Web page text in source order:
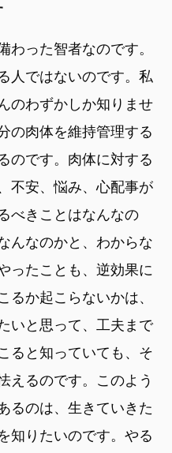
わった智者なのです。
人ではないのです。私
のわずかしか知りませ
の肉体を維持管理する
のです。肉体に対する
不安、悩み、心配事が
べきことはなんなの
んなのかと、わからな
ったことも、逆効果に
るか起こらないかは、
いと思って、工夫まで
ると知っていても、そ
えるのです。このよう
るのは、生きていきた
知りたいのです。やる